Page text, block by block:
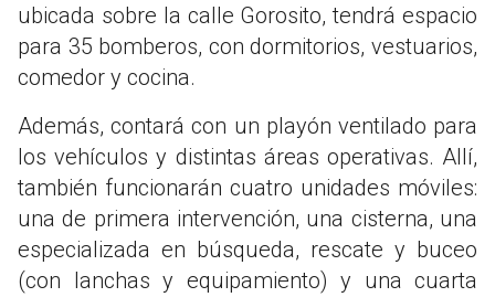
ubicada sobre la calle Gorosito, tendrá espacio
para 35 bomberos, con dormitorios, vestuarios,
comedor y cocina.
Además, contará con un playón ventilado para
los vehículos y distintas áreas operativas. Allí,
también funcionarán cuatro unidades móviles:
una de primera intervención, una cisterna, una
especializada en búsqueda, rescate y buceo
(con lanchas y equipamiento) y una cuarta